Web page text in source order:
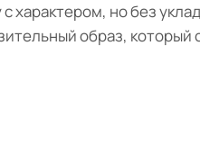
характером, но без
образ, который